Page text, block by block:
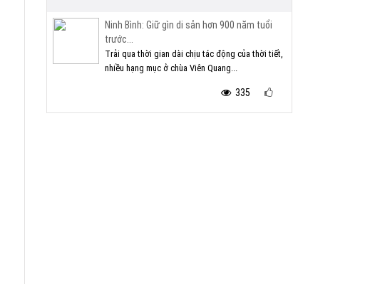
Ninh Bình: Giữ gìn di sản hơn 900 năm tuổi
trước...
Trải qua thời gian dài chịu tác động của thời tiết,
nhiều hạng mục ở chùa Viên Quang...
335